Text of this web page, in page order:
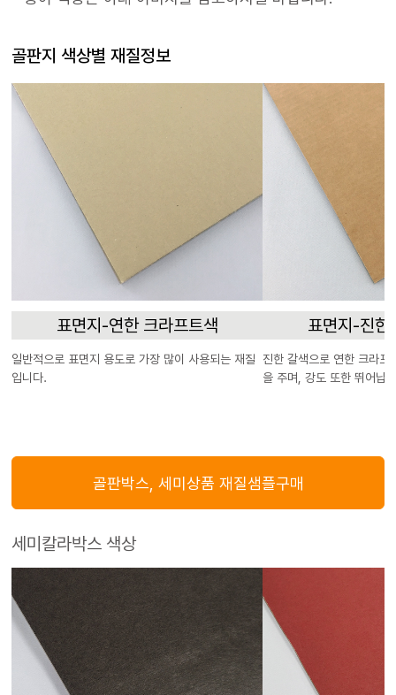
골판지 색상별 재질정보
표면지-연한 크라프트색
일반적으로 표면지 용도로 가장 많이 사용되는 재질
입니다.
표면지-진한
진한 갈색으로 연한 크라프
을 주며, 강도 또한 뛰어납
골판박스, 세미상품 재질샘플구매
세미칼라박스 색상